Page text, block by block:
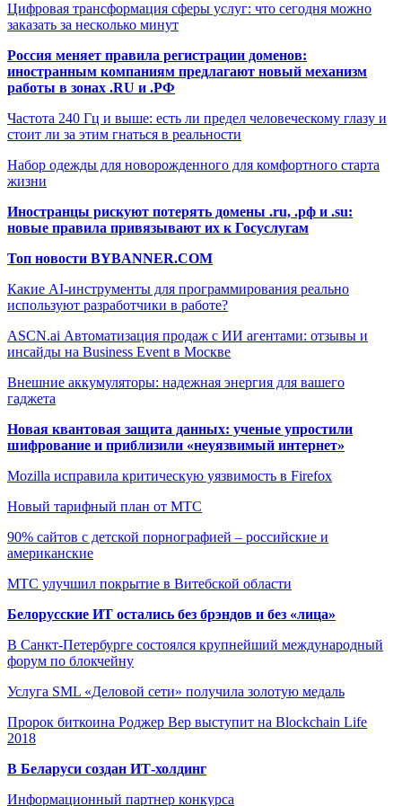
Цифровая трансформация сферы услуг: что сегодня можно
заказать за несколько минут
Россия меняет правила регистрации доменов:
иностранным компаниям предлагают новый механизм
работы в зонах .RU и .РФ
Частота 240 Гц и выше: есть ли предел человеческому глазу и
стоит ли за этим гнаться в реальности
Набор одежды для новорожденного для комфортного старта
жизни
Иностранцы рискуют потерять домены .ru, .рф и .su:
новые правила привязывают их к Госуслугам
Топ новости BYBANNER.COM
Какие AI-инструменты для программирования реально
используют разработчики в работе?
ASCN.ai Автоматизация продаж с ИИ агентами: отзывы и
инсайды на Business Event в Москве
Внешние аккумуляторы: надежная энергия для вашего
гаджета
Новая квантовая защита данных: ученые упростили
шифрование и приблизили «неуязвимый интернет»
Mozilla исправила критическую уязвимость в Firefox
Новый тарифный план от МТС
90% сайтов с детской порнографией – российские и
американские
МТС улучшил покрытие в Витебской области
Белорусские ИТ остались без брэндов и без «лица»
В Санкт-Петербурге состоялся крупнейший международный
форум по блокчейну
Услуга SML «Деловой сети» получила золотую медаль
Пророк биткоина Роджер Вер выступит на Blockchain Life
2018
В Беларуси создан ИТ-холдинг
Информационный партнер конкурса